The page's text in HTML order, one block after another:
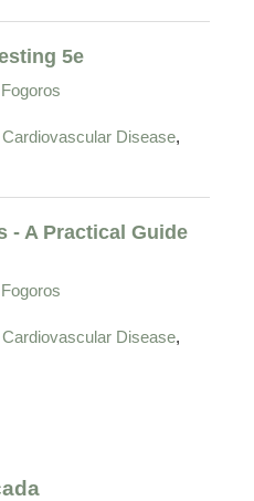
5e
Cardiovascular Disease,
- A Practical Guide
Cardiovascular Disease,